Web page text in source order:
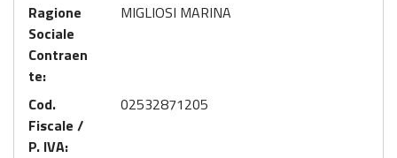
Ragione
Sociale
Contraen
te:
MIGLIOSI MARINA
Cod.
Fiscale /
P. IVA:
02532871205